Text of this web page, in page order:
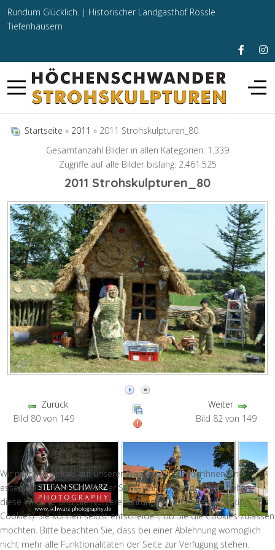
Rundum Glücklich. | Historischer Landgasthof Rössle
Tiefenhäusern
Startseite » 2011 » 2011 Strohskulpturen_80
Gesamtanzahl Bilder in allen Kategorien: 1.339
Zugriffe auf alle Bilder bislang: 2.461.525
2011 Strohskulpturen_80
Zurück
Bild 80 von 149
Weiter
Bild 82 von 149
Wir nutzen Cookies auf unserer Website. Einige von ihnen sind
essenziell für den Betrieb der Seite, während andere uns helfen,
diese Website und die Nutzererfahrung zu verbessern (Tracking
Cookies). Sie können selbst entscheiden, ob Sie die Cookies zulassen
möchten. Bitte beachten Sie, dass bei einer Ablehnung womöglich
nicht mehr alle Funktionalitäten der Seite zur Verfügung stehen.